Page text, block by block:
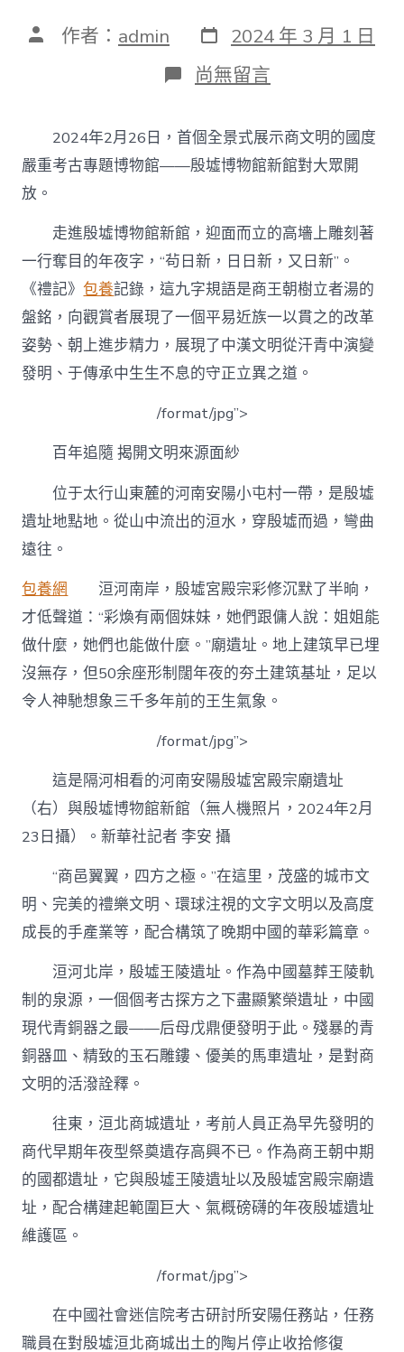
文 作者： admin 發
表
日
期
2024 年 3 月 1 日
在
〈為
好
扶
植
包
養
華
平
易
近
族
古
代
文
供
鑒
——
寫
在
博
物
館
新
館
開
館
之
年
河
網〉
中
尚無留言
2024年2月26日，首個全景式展示商文明的國度
嚴重考古專題博物館——殷墟博物館新館對大眾開
放。
走進殷墟博物館新館，迎面而立的高墻上雕刻著
一行奪目的年夜字，“茍日新，日日新，又日新”。
《禮記》包養記錄，這九字規語是商王朝樹立者湯的
盤銘，向觀賞者展現了一個平易近族一以貫之的改革
姿勢、朝上進步精力，展現了中漢文明從汗青中演變
發明、于傳承中生生不息的守正立異之道。
/format/jpg”>
百年追隨 揭開文明來源面紗
位于太行山東麓的河南安陽小屯村一帶，是殷墟
遺址地點地。從山中流出的洹水，穿殷墟而過，彎曲
遠往。
包養網
洹河南岸，殷墟宮殿宗彩修沉默了半晌，
才低聲道：“彩煥有兩個妹妹，她們跟傭人說：姐姐能
做什麼，她們也能做什麼。”廟遺址。地上建筑早已埋
沒無存，但50余座形制闊年夜的夯土建筑基址，足以
令人神馳想象三千多年前的王生氣象。
/format/jpg”>
這是隔河相看的河南安陽殷墟宮殿宗廟遺址
（右）與殷墟博物館新館（無人機照片，2024年2月
23日攝）。新華社記者 李安 攝
“商邑翼翼，四方之極。”在這里，茂盛的城市文
明、完美的禮樂文明、環球注視的文字文明以及高度
成長的手產業等，配合構筑了晚期中國的華彩篇章。
洹河北岸，殷墟王陵遺址。作為中國墓葬王陵軌
制的泉源，一個個考古探方之下盡顯繁榮遺址，中國
現代青銅器之最——后母戊鼎便發明于此。殘暴的青
銅器皿、精致的玉石雕鏤、優美的馬車遺址，是對商
文明的活潑詮釋。
往東，洹北商城遺址，考前人員正為早先發明的
商代早期年夜型祭奠遺存高興不已。作為商王朝中期
的國都遺址，它與殷墟王陵遺址以及殷墟宮殿宗廟遺
址，配合構建起範圍巨大、氣概磅礴的年夜殷墟遺址
維護區。
/format/jpg”>
在中國社會迷信院考古研討所安陽任務站，任務
職員在對殷墟洹北商城出土的陶片停止收拾修復